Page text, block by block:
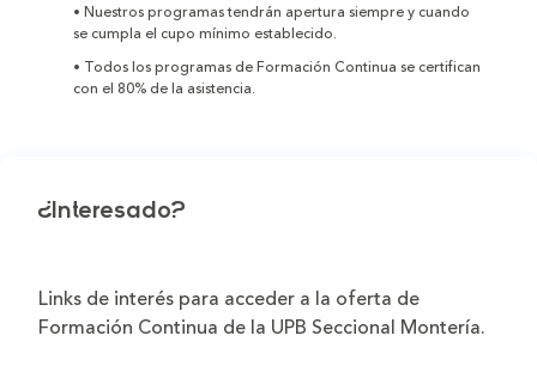
• Nuestros programas tendrán apertura siempre y cuando
se cumpla el cupo mínimo establecido.
• Todos los programas de Formación Continua se certifican
con el 80% de la asistencia.
¿Interesado?
Links de interés para acceder a la oferta de
Formación Continua de la UPB Seccional Montería.